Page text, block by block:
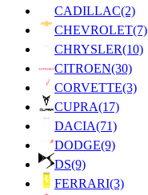
CADILLAC(2)
CHEVROLET(7)
CHRYSLER(10)
CITROEN(30)
CORVETTE(3)
CUPRA(17)
DACIA(71)
DODGE(9)
DS(9)
FERRARI(3)